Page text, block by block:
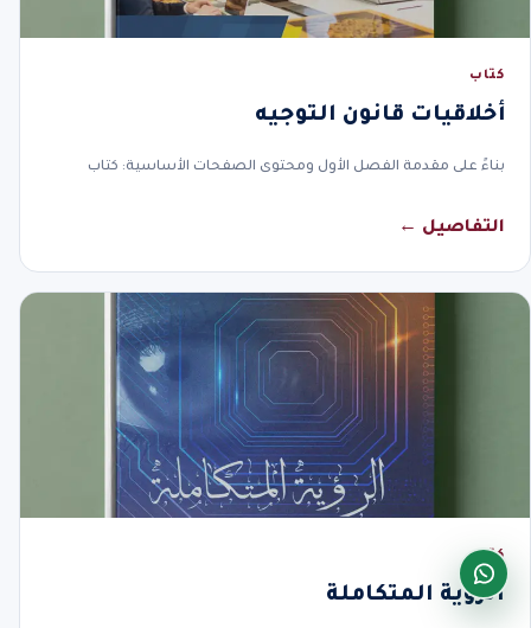
كتاب
أخلاقيات قانون التوجيه
بناءً على مقدمة الفصل الأول ومحتوى الصفحات الأساسية: كتاب
التفاصيل ←
كتاب
الرؤية المتكاملة